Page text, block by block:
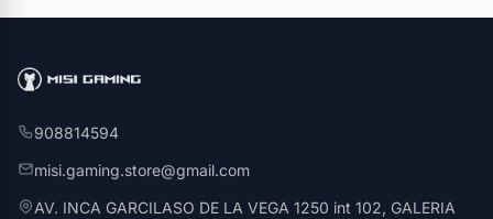
908814594
misi.gaming.store@gmail.com
AV. INCA GARCILASO DE LA VEGA 1250 int 102, GALERIA